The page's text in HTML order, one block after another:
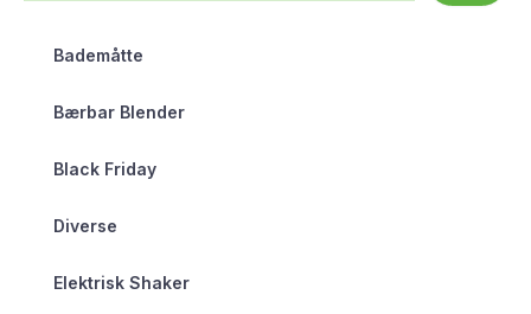
Bademåtte
Bærbar Blender
Black Friday
Diverse
Elektrisk Shaker